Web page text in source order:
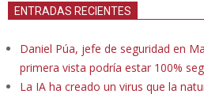
ENTRADAS RECIENTES
Daniel Púa, jefe de seguridad en
primera vista podría estar 100%
La IA ha creado un virus que la